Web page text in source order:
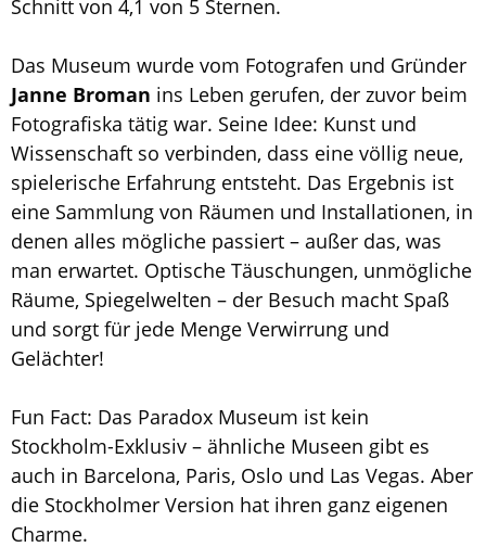
Schnitt von 4,1 von 5 Sternen.
Das Museum wurde vom Fotografen und Gründer
Janne Broman ins Leben gerufen, der zuvor beim
Fotografiska tätig war. Seine Idee: Kunst und
Wissenschaft so verbinden, dass eine völlig neue,
spielerische Erfahrung entsteht. Das Ergebnis ist
eine Sammlung von Räumen und Installationen, in
denen alles mögliche passiert – außer das, was
man erwartet. Optische Täuschungen, unmögliche
Räume, Spiegelwelten – der Besuch macht Spaß
und sorgt für jede Menge Verwirrung und
Gelächter!
Fun Fact: Das Paradox Museum ist kein
Stockholm-Exklusiv – ähnliche Museen gibt es
auch in Barcelona, Paris, Oslo und Las Vegas. Aber
die Stockholmer Version hat ihren ganz eigenen
Charme.